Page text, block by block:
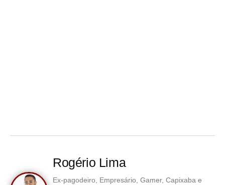
Rogério Lima
Ex-pagodeiro, Empresário, Gamer, Capixaba e